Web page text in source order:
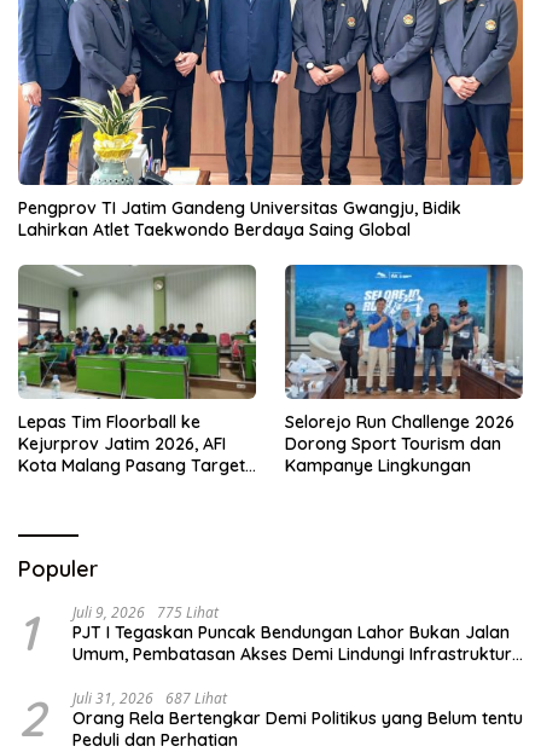
Pengprov TI Jatim Gandeng Universitas Gwangju, Bidik
Lahirkan Atlet Taekwondo Berdaya Saing Global
Lepas Tim Floorball ke
Kejurprov Jatim 2026, AFI
Kota Malang Pasang Target
Selorejo Run Challenge 2026
Dorong Sport Tourism dan
Kampanye Lingkungan
Populer
1 Juli 9, 2026 775 Lihat
PJT I Tegaskan Puncak Bendungan Lahor Bukan Jalan
Umum, Pembatasan Akses Demi Lindungi Infrastruktur
2 Juli 31, 2026 687 Lihat
Orang Rela Bertengkar Demi Politikus yang Belum tentu
Peduli dan Perhatian